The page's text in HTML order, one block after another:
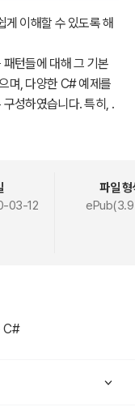
이해할 수 있도록 해
턴들에 대해 그 기본
며, 다양한 C# 예제를
성하였습니다. 특히, .
립하고 실무에서 활용
03-12
파일 형
ePub(3.9
C#